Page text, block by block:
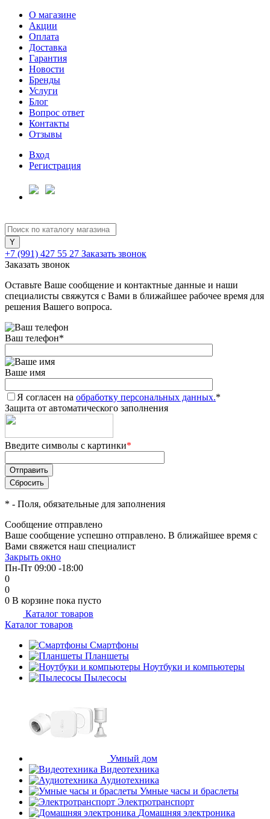
О магазине
Акции
Оплата
Доставка
Гарантия
Новости
Бренды
Услуги
Блог
Вопрос ответ
Контакты
Отзывы
Вход
Регистрация
+7 (991) 427 55 27 Заказать звонок
Заказать звонок
Оставьте Ваше сообщение и контактные данные и наши
специалисты свяжутся с Вами в ближайшее рабочее время для
решения Вашего вопроса.
Ваш телефон*
Ваше имя
Я согласен на обработку персональных данных.*
Защита от автоматического заполнения
Введите символы с картинки*
* - Поля, обязательные для заполнения
Сообщение отправлено
Ваше сообщение успешно отправлено. В ближайшее время с
Вами свяжется наш специалист
Закрыть окно
Пн-Пт 09:00 -18:00
0
0
0 В корзине пока пусто
Каталог товаров
Каталог товаров
Смартфоны
Планшеты
Ноутбуки и компьютеры
Пылесосы
Умный дом
Видеотехника
Аудиотехника
Умные часы и браслеты
Электротранспорт
Домашняя электроника
Для клиентов всех банков
Разбейте
оплатуна части
без переплат
График платежей
Сегодня
25%
Добавляйте товары
в корзину
Оплачивайте сегодня только
25% картой любого банка
Получайте товар
выбранный способом
Оставшиеся75% будут
списыватьсяс вашей карты
по
Подробнее
об оплате Плайтом
недели
plait.ru